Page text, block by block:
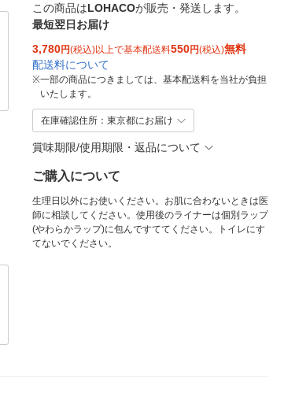
この商品はLOHACOが販売・発送します。
最短翌日お届け
3,780円(税込)以上で基本配送料550円(税込)無料
配送料について
※一部の商品につきましては、基本配送料を当社が負担
いたします。
在庫確認住所：東京都にお届け
賞味期限/使用期限・返品について
ご購入について
生理日以外にお使いください。お肌に合わないときは医
師に相談してください。使用後のライナーは個別ラップ
(やわらかラップ)に包んですててください。トイレにす
てないでください。